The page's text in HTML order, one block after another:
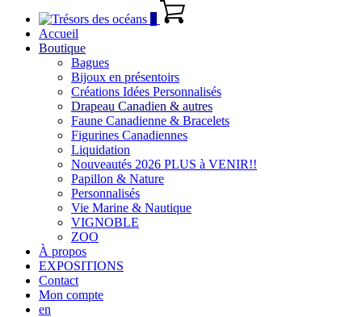
0
Accueil
Boutique
Bagues
Bijoux en présentoirs
Créations Idées Personnalisés
Drapeau Canadien & autres
Faune Canadienne & Bracelets
Figurines Canadiennes
Liquidation
Nouveautés 2026 PLUS à VENIR!!
Papillon & Nature
Personnalisés
Vie Marine & Nautique
VIGNOBLE
ZOO
À propos
EXPOSITIONS
Contact
Mon compte
en